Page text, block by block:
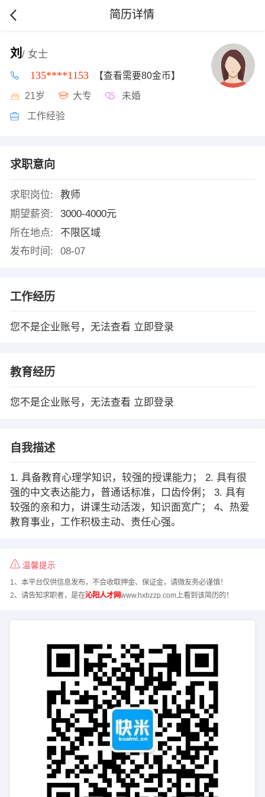
简历详情
刘 / 女士
135****1153 【查看需要80金币】
21岁 大专 未婚
工作经验
求职意向
求职岗位:
教师
期望薪资:
3000-4000元
所在地点:
不限区域
发布时间:
08-07
工作经历
您不是企业账号，无法查看 立即登录
教育经历
您不是企业账号，无法查看 立即登录
自我描述
1. 具备教育心理学知识，较强的授课能力； 2. 具有很
强的中文表达能力，普通话标准，口齿伶俐； 3. 具有
较强的亲和力，讲课生动活泼，知识面宽广； 4、热爱
教育事业，工作积极主动、责任心强。
温馨提示
1、本平台仅供信息发布，不会收取押金、保证金，请微友务必谨慎！
2、请告知求职者，是在沁阳人才网www.hxbzzp.com上看到该简历的！